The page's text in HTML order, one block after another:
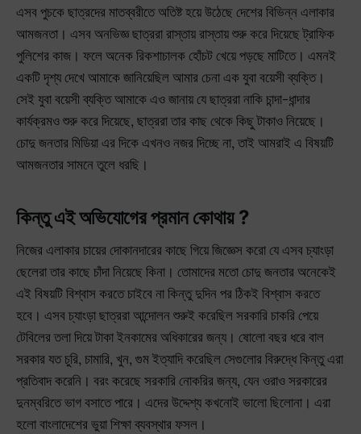
এসব পুচকে ছাত্রদের মাতব্বরীতে অতিষ্ট হয়ে উঠেছে দেশের বিভিন্ন এলাকার
আমজনতা। এসব অনভিজ্ঞ ছাত্ররা রাস্তায় রাস্তায় শুরু করে দিয়েছে ট্রাফিক
পুলিশের কাজ। ফলে অনেক রিকশাচালক হোঁচট খেয়ে পড়ছে মাটিতে। এমনই
একটি দৃশ্য দেখে আমাকে জানিয়েছিল আমার চেনা এক যুবা বয়েসী ব্যক্তি।
সেই যুবা বয়েসী ব্যক্তি আমাকে এও জানায় যে ছাত্ররা নাকি চান্দা-ধান্দার
কার্যক্রমও শুরু করে দিয়েছে, ছাত্ররা তার কাছ থেকে কিছু টাকাও নিয়েছে।
চোদু জনতার মিডিয়া এর দিকে এখনও নজর দিচ্ছে না, তাই আমরাই এ বিষয়টি
আমজনতার সামনে তুলে ধরছি।
কিন্তু এই অভিযোগের প্রমান কোথায় ?
নিজের এলাকার চায়ের দোকানদারের কাছে গিয়ে জিজ্ঞেস করো যে এসব চ্যাংড়া
ছেলেরা তার কাছে চাঁদা নিয়েছে কিনা। তোমাদের মতো চোদু জনতার অনেকেই
এই বিষয়টি বিশ্বাস করতে চাইবে না কিন্তু দুদিন পর ঠিকই বিশ্বাস করতে
হবে। এসব চ্যাংড়া ছাত্ররা আন্দোলন শুরুই করেছিল সরকারি চাকরি পেয়ে
টেবিলের তলা দিয়ে টাকা ইনকামের অধিকারের জন্য। ষোলো বছর ধরে বাল
সরকার যত চুরি, চামারি, খুন, গুম ইত্যাদি করেছিল সেগুলোর বিরুদ্ধে কিন্তু এরা
প্রতিবাদ করেনি। বরং করেছে সরকারি নোকরির জন্য, যেন ওরাও সরকারের
দুনম্বরিতে ভাগ বসাতে পারে। এদের উদ্দেশ্য কখনোই ভালো ছিলোনা। এরা
হলো বাংলাদেশের ভুয়া শিক্ষা ব্যবস্থার ফসল।